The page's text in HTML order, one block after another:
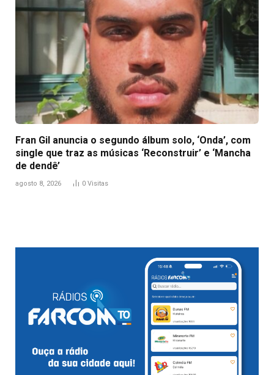
Fran Gil anuncia o segundo álbum solo, ‘Onda’, com
single que traz as músicas ‘Reconstruir’ e ‘Mancha
de dendê’
agosto 8, 2026 0 Visitas